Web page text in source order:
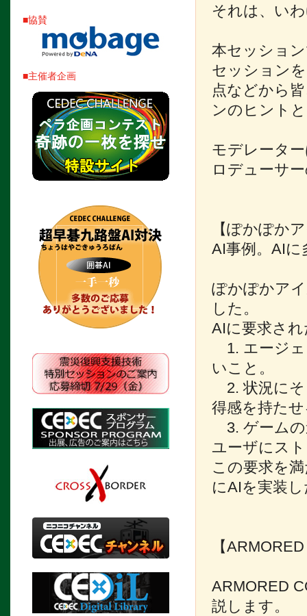
それは、い
本セッショ
セッション
点などから
ンのヒント
モデレータ
ロデューサ
【ぽかぽか
AI事例。AI
ぽかぽかア
した。
AIに要求さ
1. エージェ
いこと。
2. 状況にそ
得感を持た
3. ゲームの
ユーザにス
この要求を
にAIを実装
【
ARMORED
説します。
■協賛
■主催者企画